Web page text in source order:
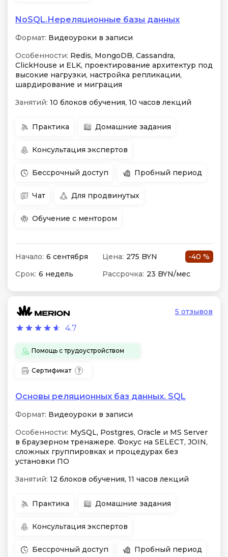
NoSQL.Нереляционные базы данных
Формат: Видеоуроки в записи
Особенности: Redis, MongoDB, Cassandra,
ClickHouse и ELK, проектирование архитектур под
высокие нагрузки, настройка репликации,
шардирование и миграция
Занятий: 10 блоков обучения, 10 часов лекций
Практика Домашние задания
Консультация экспертов
Бессрочный доступ Пробный период
Чат Для продвинутых
Обучение с ментором
Начало: 6 сентября Цена: 275 BYN
-40 %
Срок: 6 недель Рассрочка: 23 BYN/мес
4.7
5 отзывов
Помощь с трудоустройством
Сертификат
Основы реляционных баз данных. SQL
Формат: Видеоуроки в записи
Особенности: MySQL, Postgres, Oracle и MS Server
в браузерном тренажере. Фокус на SELECT, JOIN,
сложных группировках и процедурах без
установки ПО
Занятий: 12 блоков обучения, 11 часов лекций
Практика Домашние задания
Консультация экспертов
Бессрочный доступ Пробный период